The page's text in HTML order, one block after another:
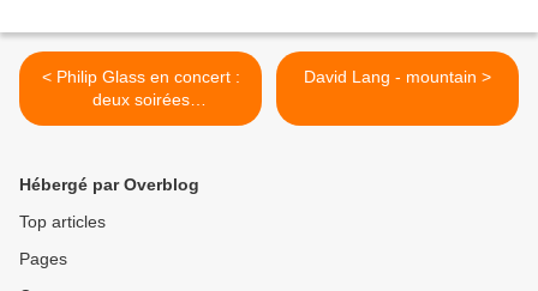
< Philip Glass en concert :
deux soirées
exceptionnelles !
David Lang - mountain >
Hébergé par Overblog
Top articles
Pages